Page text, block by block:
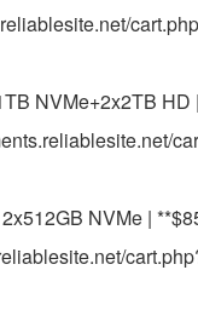
NVMe+2x2TB
NVMe |